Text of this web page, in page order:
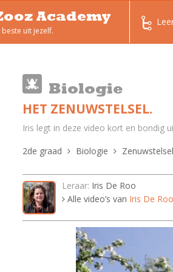
Academy
beste uit jezelf.
Biologie
HET ZENUWSTELSEL.
Iris legt in deze video kort en bondig
2de graad
Biologie Zenuwstelsel
Leraar: Iris De Roo
Alle video’s van Iris De Roo